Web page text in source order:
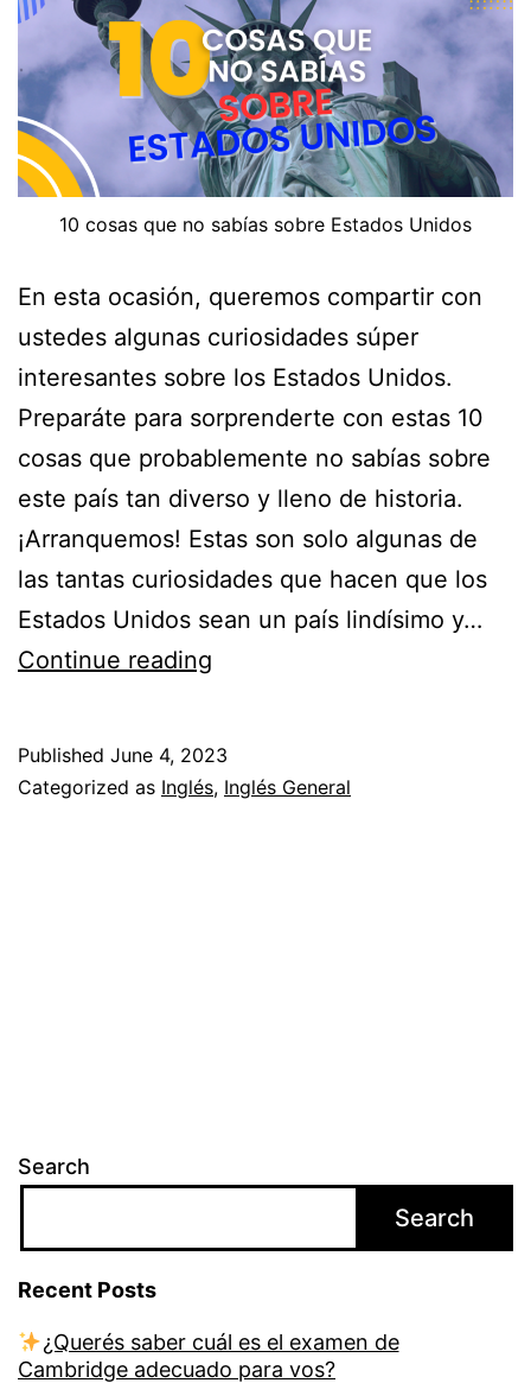
10 cosas que no sabías sobre Estados Unidos
En esta ocasión, queremos compartir con
ustedes algunas curiosidades súper
interesantes sobre los Estados Unidos.
Preparáte para sorprenderte con estas 10
cosas que probablemente no sabías sobre
este país tan diverso y lleno de historia.
¡Arranquemos! Estas son solo algunas de
las tantas curiosidades que hacen que los
Estados Unidos sean un país lindísimo y…
Continue reading
que
Published June 4, 2023
Categorized as Inglés, Inglés General
Search
Search
Recent Posts
¿Querés saber cuál es el examen de
Cambridge adecuado para vos?